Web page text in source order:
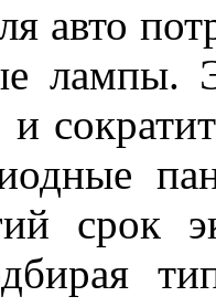
авто
лампы.
срок